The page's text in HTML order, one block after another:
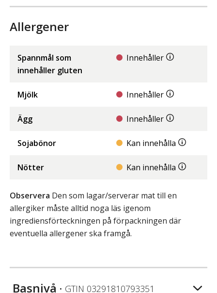
Allergener
Spannmål som
innehåller gluten
Innehåller
Mjölk Innehåller
Ägg Innehåller
Sojabönor Kan innehålla
Nötter Kan innehålla
Observera Den som lagar/serverar mat till en
allergiker måste alltid noga läs igenom
ingrediensförteckningen på förpackningen där
eventuella allergener ska framgå.
Basnivå • GTIN 03291810793351